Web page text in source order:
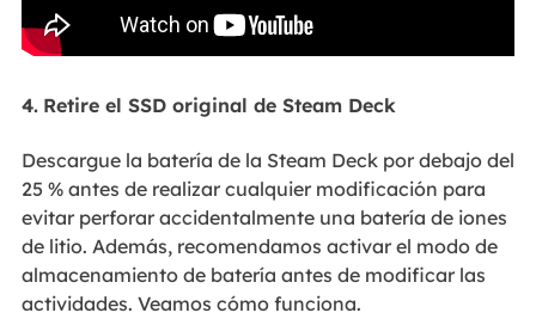
4. Retire el SSD original de Steam Deck
Descargue la batería de la Steam Deck por debajo del
25 % antes de realizar cualquier modificación para
evitar perforar accidentalmente una batería de iones
de litio. Además, recomendamos activar el modo de
almacenamiento de batería antes de modificar las
actividades. Veamos cómo funciona.